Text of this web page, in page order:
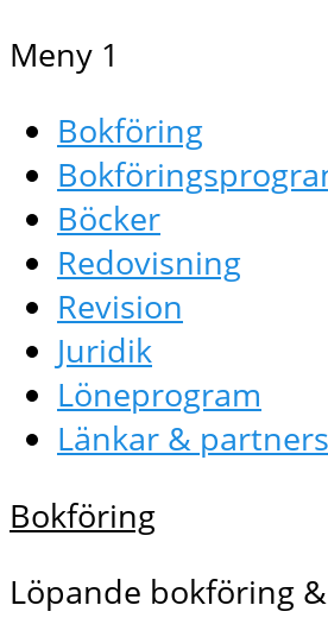
Meny 1
Bokföring
Böcker
Redovisning
Revision
Juridik
Löneprogram
Länkar & partners
Bokföring
Löpande bokföring